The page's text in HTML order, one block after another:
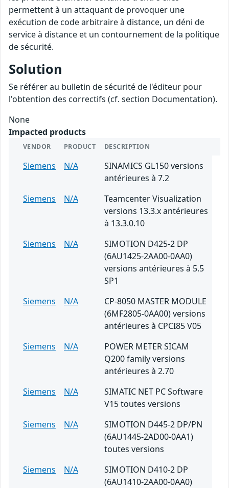
permettent à un attaquant de provoquer une
exécution de code arbitraire à distance, un déni de
service à distance et un contournement de la politique
de sécurité.
Solution
Se référer au bulletin de sécurité de l'éditeur pour
l'obtention des correctifs (cf. section Documentation).
None
Impacted products
VENDOR PRODUCT DESCRIPTION
Siemens N/A
SINAMICS GL150 versions
antérieures à 7.2
Siemens
N/A
Teamcenter Visualization
versions 13.3.x antérieures
à 13.3.0.10
Siemens
N/A
SIMOTION D425-2 DP
(6AU1425-2AA00-0AA0)
versions antérieures à 5.5
SP1
Siemens
N/A
CP-8050 MASTER MODULE
(6MF2805-0AA00) versions
antérieures à CPCI85 V05
Siemens
N/A
POWER METER SICAM
Q200 family versions
antérieures à 2.70
Siemens
N/A
SIMATIC NET PC Software
V15 toutes versions
Siemens
N/A
SIMOTION D445-2 DP/PN
(6AU1445-2AD00-0AA1)
toutes versions
Siemens
N/A
SIMOTION D410-2 DP
(6AU1410-2AA00-0AA0)